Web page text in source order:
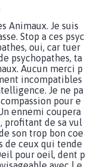
Animaux. Je suis
Stop a ces psyc
oui, car tuer
psychopathes, ta
Aucun merci p
incompatibles
Je ne pa
pour e
ennemi coupera
profitant de sa vul
son trop bon coe
de ceux qui tende
pour oeil, dent p